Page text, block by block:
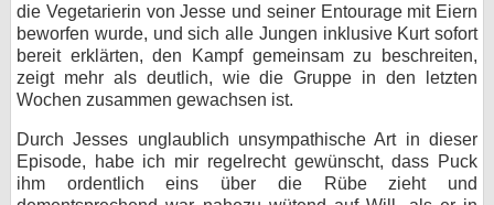
die Vegetarierin von Jesse und seiner Entourage mit Eiern
beworfen wurde, und sich alle Jungen inklusive Kurt sofort
bereit erklärten, den Kampf gemeinsam zu beschreiten,
zeigt mehr als deutlich, wie die Gruppe in den letzten
Wochen zusammen gewachsen ist.
Durch Jesses unglaublich unsympathische Art in dieser
Episode, habe ich mir regelrecht gewünscht, dass Puck
ihm ordentlich eins über die Rübe zieht und